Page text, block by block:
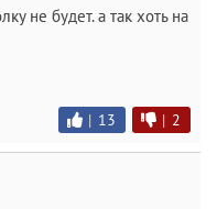
не будет. а так хоть на
| 13 | 2